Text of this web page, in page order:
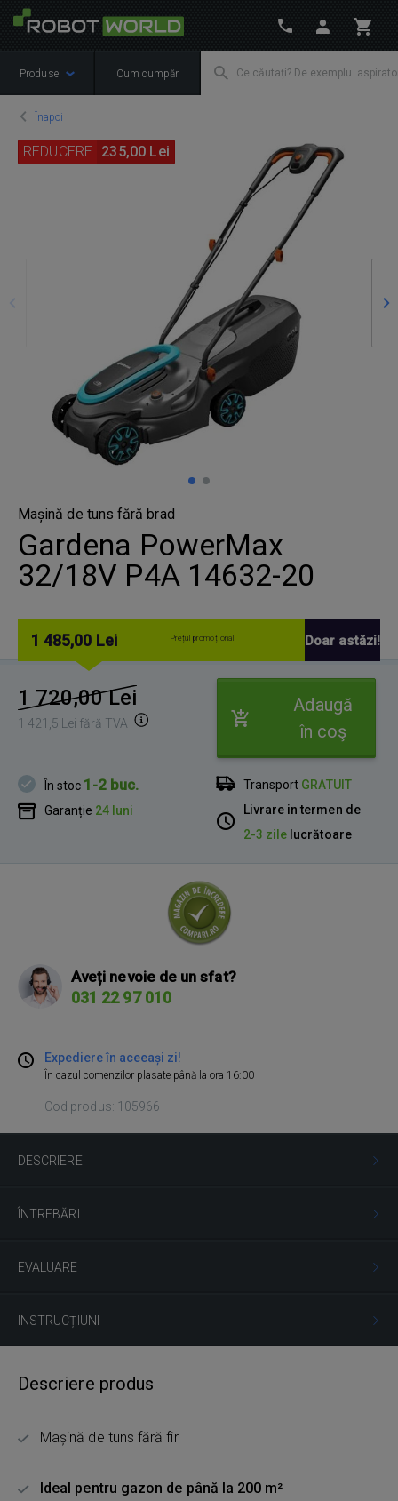
Produse Cum cumpăr
Înapoi
REDUCERE 235,00 Lei
Mașină de tuns fără brad
Gardena PowerMax
32/18V P4A 14632-20
1 485,00 Lei Prețul promoțional Doar astăzi!
1 720,00 Lei
1 421,5 Lei fără TVA
Adaugă
în coş
În stoc 1-2 buc.
Garanție 24 luni
Transport GRATUIT
Livrare in termen de
2-3 zile lucrătoare
Aveți nevoie de un sfat?
031 22 97 010
Expediere în aceeași zi!
În cazul comenzilor plasate până la ora 16:00
Cod produs: 105966
DESCRIERE
ÎNTREBĂRI
EVALUARE
INSTRUCȚIUNI
Descriere produs
Mașină de tuns fără fir
Ideal pentru gazon de până la 200 m²